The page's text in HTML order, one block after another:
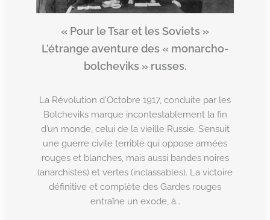
« Pour le Tsar et les Soviets »
L’étrange aventure des « monarcho-
bolcheviks » russes.
La Révolution d’Octobre 1917, conduite par les
Bolcheviks marque incontestablement la fin
d’un monde, celui de la vieille Russie. S’ensuit
une guerre civile terrible qui oppose armées
rouges et blanches, mais aussi bandes noires
(anarchistes) et vertes (inclassables). La victoire
définitive et complète des Gardes rouges
entraîne un exode, à…